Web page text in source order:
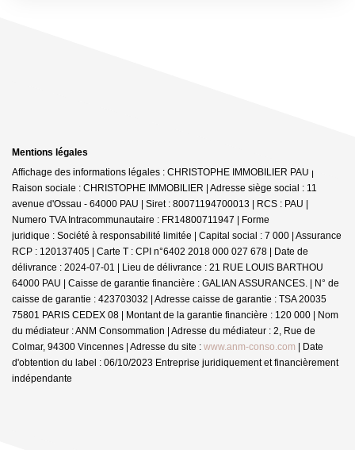
Mentions légales
Affichage des informations légales : CHRISTOPHE IMMOBILIER PAU |
Raison sociale : CHRISTOPHE IMMOBILIER | Adresse siège social : 11
avenue d'Ossau - 64000 PAU | Siret : 80071194700013 | RCS : PAU |
Numero TVA Intracommunautaire : FR14800711947 | Forme
juridique : Société à responsabilité limitée | Capital social : 7 000 | Assurance
RCP : 120137405 | Carte T : CPI n°6402 2018 000 027 678 | Date de
délivrance : 2024-07-01 | Lieu de délivrance : 21 RUE LOUIS BARTHOU
64000 PAU | Caisse de garantie financière : GALIAN ASSURANCES. | N° de
caisse de garantie : 423703032 | Adresse caisse de garantie : TSA 20035
75801 PARIS CEDEX 08 | Montant de la garantie financière : 120 000 | Nom
du médiateur : ANM Consommation | Adresse du médiateur : 2, Rue de
Colmar, 94300 Vincennes | Adresse du site : www.anm-conso.com | Date
d'obtention du label : 06/10/2023 Entreprise juridiquement et financièrement
indépendante